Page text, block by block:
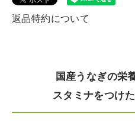
返品特約について
国産うなぎの栄
スタミナをつけ